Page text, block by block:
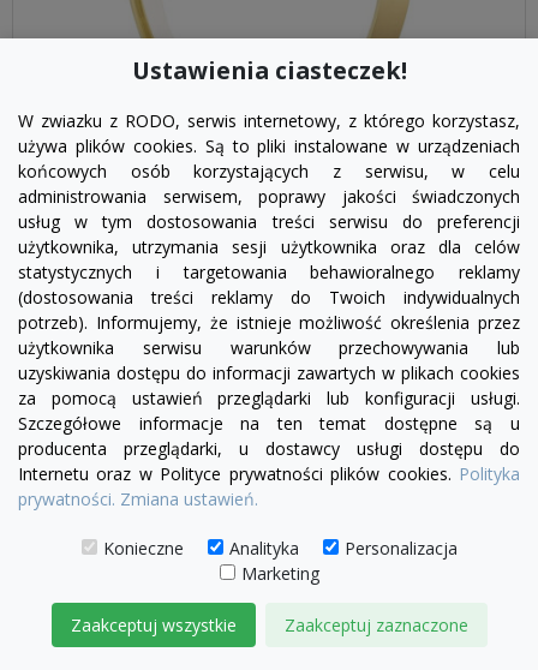
visibility
złoty
Kinkiet glamour CIRCLE WALL złoty
449,00 zł
DODAJ DO KOSZYKA
Ustawienia ciasteczek!
W zwiazku z RODO, serwis internetowy, z którego korzystasz,
używa plików cookies. Są to pliki instalowane w urządzeniach
końcowych osób korzystających z serwisu, w celu
administrowania serwisem, poprawy jakości świadczonych
usług w tym dostosowania treści serwisu do preferencji
użytkownika, utrzymania sesji użytkownika oraz dla celów
statystycznych i targetowania behawioralnego reklamy
(dostosowania treści reklamy do Twoich indywidualnych
potrzeb). Informujemy, że istnieje możliwość określenia przez
użytkownika serwisu warunków przechowywania lub
uzyskiwania dostępu do informacji zawartych w plikach cookies
za pomocą ustawień przeglądarki lub konfiguracji usługi.
Szczegółowe informacje na ten temat dostępne są u
producenta przeglądarki, u dostawcy usługi dostępu do
Internetu oraz w Polityce prywatności plików cookies. Polityka
prywatności. Zmiana ustawień.
Konieczne Analityka
Personalizacja
Marketing
Zaakceptuj wszystkie Zaakceptuj zaznaczone